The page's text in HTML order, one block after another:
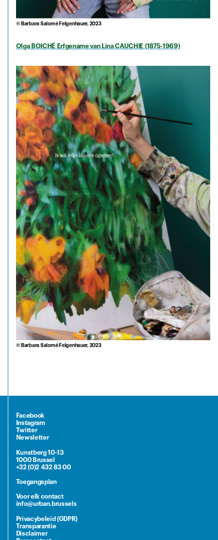
© Barbara Salomé Felgenhauer, 2023
Olga BOICHÉ Erfgename van Lina CAUCHIE (1875-1969)
© Barbara Salomé Felgenhauer, 2023
Facebook
Instagram
Twitter
Newsletter
Kunstberg 10-13
1000 Brussel
+32 (0)2 432 83 00
Toegangsplan
Voor elk contact
info@urban.brussels
Privacybeleid (GDPR)
Transparantie
Disclaimer